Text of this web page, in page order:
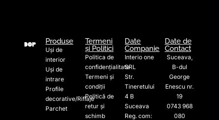
Produse
Uși de
interior
Uși de
intrare
Profile
decorative/Riflaje
Parchet
Termeni
și Politici
Politica de
confidențialitate
Termeni și
condiții
Politică de
retur și
schimb
Date
Companie
Interio one
SRL
Str.
Tineretului
4 B
Suceava
Reg. com:
Date de
Contact
Suceava,
B-dul
George
Enescu nr.
19
0743 968
080